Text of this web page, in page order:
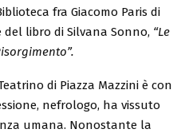
fra Giacomo Paris di
del libro di Silvana Sonno, “Le
di Piazza Mazzini è con
nefrologo, ha vissuto
umana. Nonostante la